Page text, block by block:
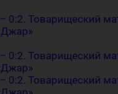
0:2. Товарищеский
0:2. Товарищеский
0:2. Товарищеский